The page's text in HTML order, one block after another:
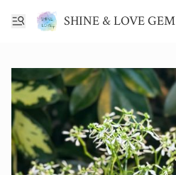
SHINE & LOVE GEM